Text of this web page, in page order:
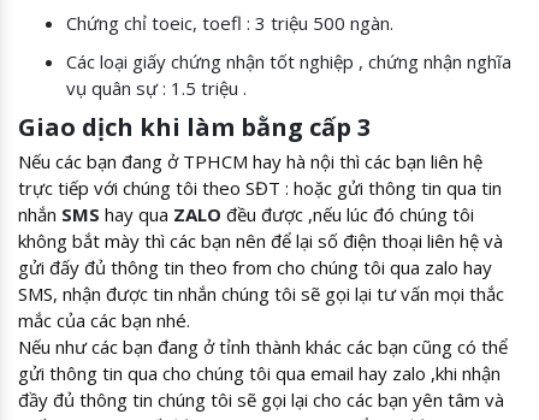
Chứng chỉ toeic, toefl : 3 triệu 500 ngàn.
Các loại giấy chứng nhận tốt nghiệp , chứng nhận nghĩa
vụ quân sự : 1.5 triệu .
Giao dịch khi làm bằng cấp 3
Nếu các bạn đang ở TPHCM hay hà nội thì các bạn liên hệ
trực tiếp với chúng tôi theo SĐT : hoặc gửi thông tin qua tin
nhắn SMS hay qua ZALO đều được ,nếu lúc đó chúng tôi
không bắt mày thì các bạn nên để lại số điện thoại liên hệ và
gửi đấy đủ thông tin theo from cho chúng tôi qua zalo hay
SMS, nhận được tin nhắn chúng tôi sẽ gọi lại tư vấn mọi thắc
mắc của các bạn nhé.
Nếu như các bạn đang ở tỉnh thành khác các bạn cũng có thể
gửi thông tin qua cho chúng tôi qua email hay zalo ,khi nhận
đầy đủ thông tin chúng tôi sẽ gọi lại cho các bạn yên tâm và